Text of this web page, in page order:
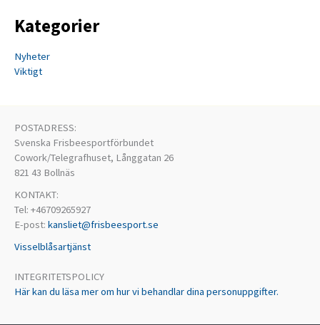
Kategorier
Nyheter
Viktigt
POSTADRESS:
Svenska Frisbeesportförbundet
Cowork/Telegrafhuset, Långgatan 26
821 43 Bollnäs
KONTAKT:
Tel: +46709265927
E-post: kansliet@frisbeesport.se
Visselblåsartjänst
INTEGRITETSPOLICY
Här kan du läsa mer om hur vi behandlar dina personuppgifter.